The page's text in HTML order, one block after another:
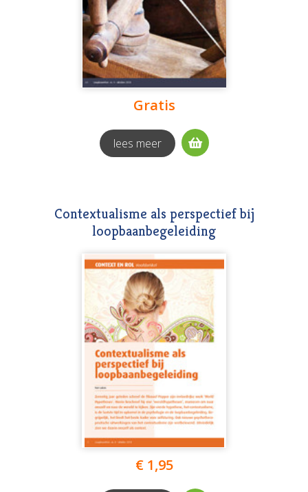
Gratis
lees meer
Contextualisme als perspectief bij
loopbaanbegeleiding
€ 1,95